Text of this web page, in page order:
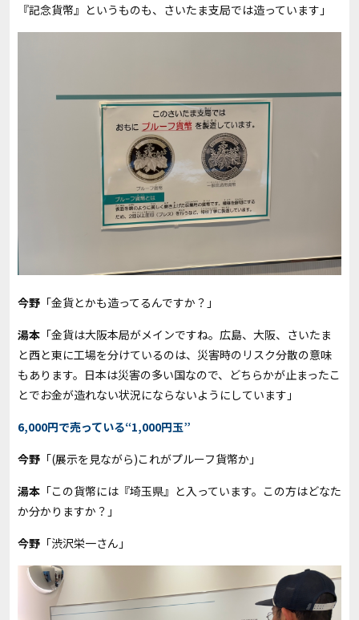
『記念貨幣』というものも、さいたま支局では造っています」
今野 「金貨とかも造ってるんですか？」
湯本 「金貨は大阪本局がメインですね。広島、大阪、さいたま
と西と東に工場を分けているのは、災害時のリスク分散の意味
もあります。日本は災害の多い国なので、どちらかが止まったこ
とでお金が造れない状況にならないようにしています」
6,000円で売っている“1,000円玉”
今野 「(展示を見ながら)これがプルーフ貨幣か」
湯本 「この貨幣には『埼玉県』と入っています。この方はどなた
か分かりますか？」
今野 「渋沢栄一さん」